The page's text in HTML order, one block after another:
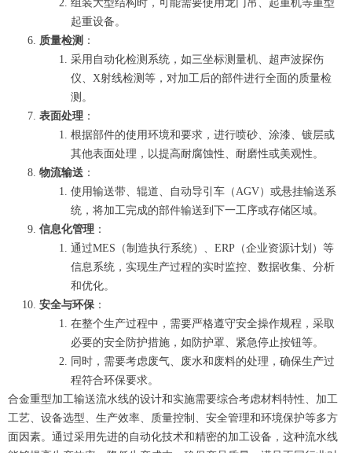
组装大型结构时，可能需要使用龙门吊、起重机等重型
起重设备。
质量检测 ：
采用自动化检测系统，如三坐标测量机、超声波探伤
仪、X射线检测等，对加工后的部件进行全面的质量检
测。
表面处理 ：
根据部件的使用环境和要求，进行喷砂、涂漆、镀层或
其他表面处理，以提高耐腐蚀性、耐磨性或美观性。
物流输送 ：
使用输送带、辊道、自动导引车（AGV）或悬挂输送系
统，将加工完成的部件输送到下一工序或存储区域。
信息化管理 ：
通过MES（制造执行系统）、ERP（企业资源计划）等
信息系统，实现生产过程的实时监控、数据收集、分析
和优化。
安全与环保 ：
在整个生产过程中，需要严格遵守安全操作规程，采取
必要的安全防护措施，如防护罩、紧急停止按钮等。
同时，需要考虑废气、废水和废料的处理，确保生产过
程符合环保要求。
合金重型加工输送流水线的设计和实施需要综合考虑材料特性、加工
工艺、设备选型、生产效率、质量控制、安全管理和环境保护等多方
面因素。通过采用先进的自动化技术和精密的加工设备，这种流水线